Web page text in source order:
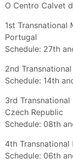
O Centro Calvet
1st
Portugal
Schedule: 27th
2nd
Schedule: 14th
3rd
Czech Republic
Schedule: 08th
4th
Schedule: 06th